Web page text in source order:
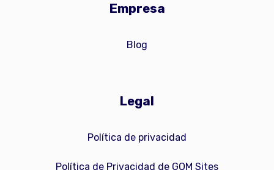
Empresa
Blog
Legal
Política de privacidad
Política de Privacidad de GOM Sites